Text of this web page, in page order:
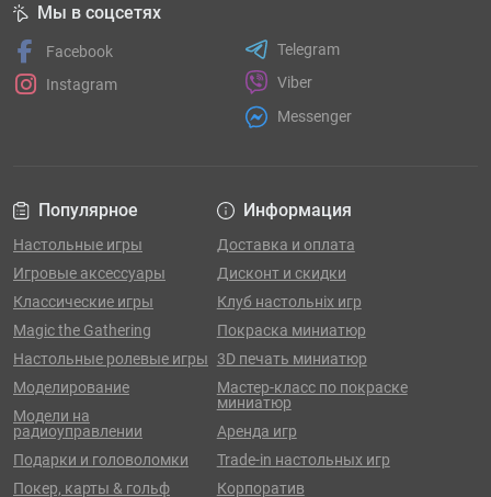
Популярное
Настольные игры
Игровые аксессуары
Классические игры
Magic the Gathering
Настольные ролевые игры
Моделирование
Модели на
радиоуправлении
Подарки и головоломки
Покер, карты & гольф
Информация
Доставка и оплата
Дисконт и скидки
Клуб настольніх игр
Покраска миниатюр
3D печать миниатюр
Мастер-класс по покраске
миниатюр
Аренда игр
Trade-in настольных игр
Корпоратив
Мы в соцсетях
Facebook
Instagram
Telegram
Viber
Messenger